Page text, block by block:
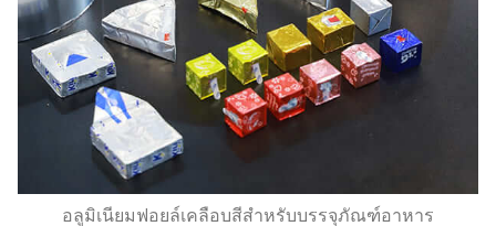
อลูมิเนียมฟอยล์เคลือบสีสำหรับบรรจุภัณฑ์อาหาร